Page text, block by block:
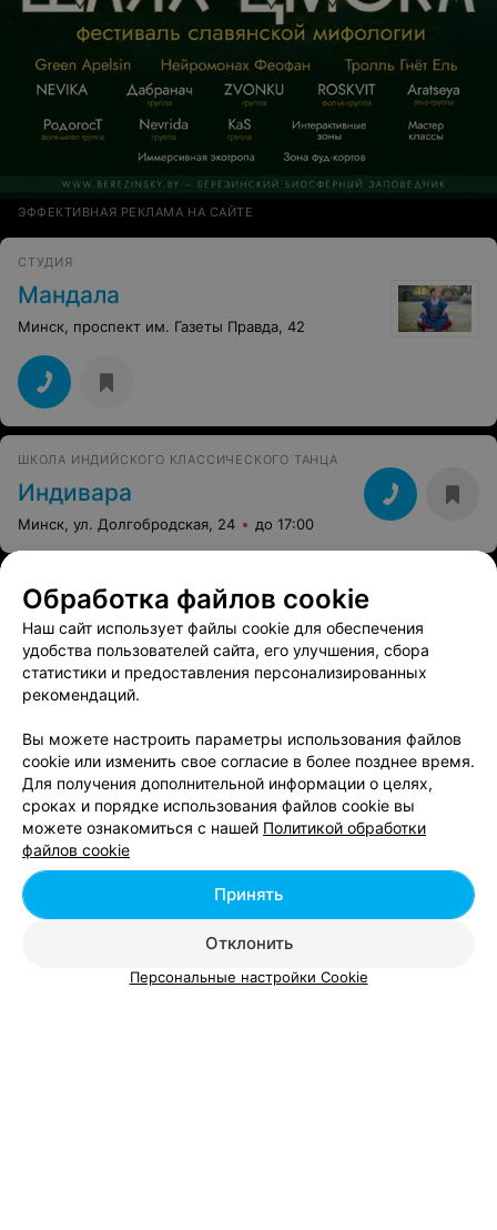
ЭФФЕКТИВНАЯ РЕКЛАМА НА САЙТЕ
СТУДИЯ
Мандала
Минск, проспект им. Газеты Правда, 42
ШКОЛА ИНДИЙСКОГО КЛАССИЧЕСКОГО ТАНЦА
Индивара
Минск, ул. Долгобродская, 24 до 17:00
ЭФФЕКТИВНАЯ РЕКЛАМА НА САЙТЕ
СТУДИЯ ЭТНИЧЕСКОГО ТАНЦА
Наваратна
Минск, Старовиленский тракт, 41
Обработка файлов cookie
Наш сайт использует файлы cookie для обеспечения
удобства пользователей сайта, его улучшения, сбора
статистики и предоставления персонализированных
рекомендаций.
Вы можете настроить параметры использования файлов
cookie или изменить свое согласие в более позднее время.
Для получения дополнительной информации о целях,
сроках и порядке использования файлов cookie вы
можете ознакомиться с нашей Политикой обработки
файлов cookie
Отклонить
Принять
Персональные настройки Cookie